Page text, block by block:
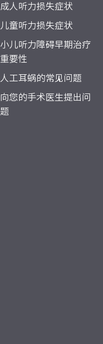
成人听力损失症状
儿童听力损失症状
小儿听力障碍早期治疗
重要性
人工耳蜗的常见问题
向您的手术医生提出问
题